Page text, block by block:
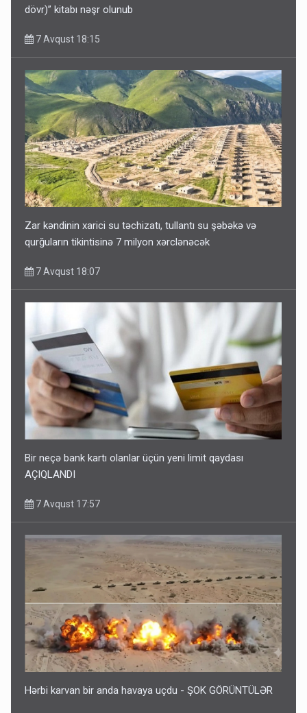
dövr)” kitabı nəşr olunub
7 Avqust 18:15
Zar kəndinin xarici su təchizatı, tullantı su şəbəkə və
qurğuların tikintisinə 7 milyon xərclənəcək
7 Avqust 18:07
Bir neçə bank kartı olanlar üçün yeni limit qaydası
AÇIQLANDI
7 Avqust 17:57
Hərbi karvan bir anda havaya uçdu - ŞOK GÖRÜNTÜLƏR